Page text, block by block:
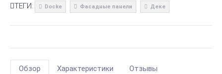
ТЕГИ: Docke Фасадные панели Деке
Обзор Характеристики Отзывы